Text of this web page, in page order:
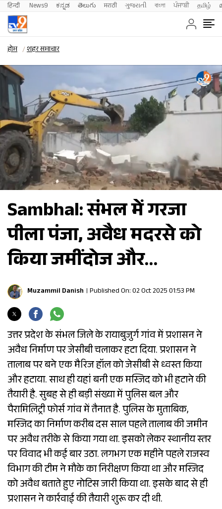
हिन्दी News9 ಕನ್ನಡ తెలుగు मराठी ગુજરાતી বাংলা ਪੰਜਾਬੀ தமிழ்
होम शहर समाचार
Sambhal: संभल में गरजा
पीला पंजा, अवैध मदरसे को
किया जमींदोज और…
Muzammil Danish Published On: 02 Oct 2025 01:53 PM
उत्तर प्रदेश के संभल जिले के रायाबुजुर्ग गांव में प्रशासन ने
अवैध निर्माण पर जेसीबी चलाकर हटा दिया. प्रशासन ने
तालाब पर बने एक मैरिज हॉल को जेसीबी से ध्वस्त किया
और हटाया. साथ ही यहां बनी एक मस्जिद को भी हटाने की
तैयारी है. सुबह से ही बड़ी संख्या में पुलिस बल और
पैरामिलिट्री फोर्स गांव में तैनात है. पुलिस के मुताबिक,
मस्जिद का निर्माण करीब दस साल पहले तालाब की जमीन
पर अवैध तरीके से किया गया था. इसको लेकर स्थानीय स्तर
पर विवाद भी कई बार उठा. लगभग एक महीने पहले राजस्व
विभाग की टीम ने मौके का निरीक्षण किया था और मस्जिद
को अवैध बताते हुए नोटिस जारी किया था. इसके बाद से ही
प्रशासन ने कार्रवाई की तैयारी शुरू कर दी थी.